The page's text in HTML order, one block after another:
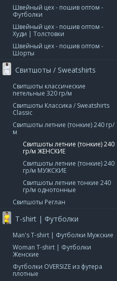
Швейный цех - пошив оптом -
Футболки
Швейный цех - пошив оптом -
Худи | Толстовки
Швейный цех - пошив оптом -
Шорты
Свитшоты / Sweatshirts
Свитшоты классические
петельные 320 гр/м
Свитшоты Классика / Sweatshirts
Classic
Свитшоты летние (тонкие) 240 гр/
м
Свитшоты летние (тонкие) 240
гр/м ЖЕНСКИЕ
Свитшоты летние (тонкие) 240
гр/м МУЖСКИЕ
Свитшоты летние тонкие 240
гр/м однотонные
Свитшоты Реглан
T-shirt | Футболки
Man's T-shirt | Футболки Мужские
Woman T-shirt | Футболки
Женские
Футболки OVERSIZE из футера
плотные